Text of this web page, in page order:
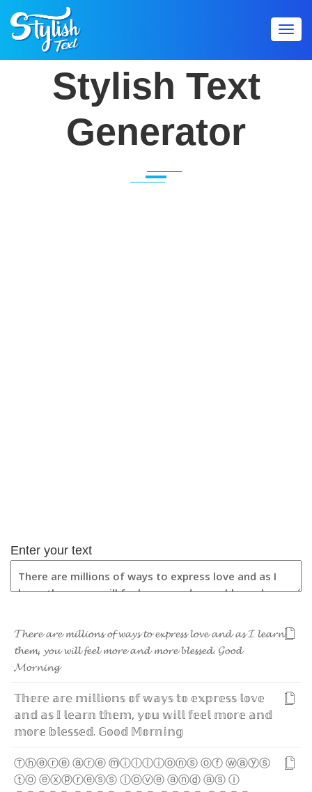
Stylish Text
Generator
Enter your text
𝓣𝓱𝓮𝓻𝓮 𝓪𝓻𝓮 𝓶𝓲𝓵𝓵𝓲𝓸𝓷𝓼 𝓸𝓯 𝔀𝓪𝔂𝓼 𝓽𝓸 𝓮𝔁𝓹𝓻𝓮𝓼𝓼 𝓵𝓸𝓿𝓮 𝓪𝓷𝓭 𝓪𝓼𝓘 𝓵𝓮𝓪𝓻𝓷
𝓽𝓱𝓮𝓶, 𝔂𝓸𝓾 𝔀𝓲𝓵𝓵 𝓯𝓮𝓮𝓵 𝓶𝓸𝓻𝓮 𝓪𝓷𝓭 𝓶𝓸𝓻𝓮 𝓫𝓵𝓮𝓼𝓼𝓮𝓭. 𝓖𝓸𝓸𝓭
𝓜𝓸𝓻𝓷𝓲𝓷𝓰
𝕋𝕙𝕖𝕣𝕖 𝕒𝕣𝕖 𝕞𝕚𝕝𝕝𝕚𝕠𝕟𝕤 𝕠𝕗𝕨𝕒𝕪𝕤𝕥𝕠 𝕖𝕩𝕡𝕣𝕖𝕤𝕤 𝕝𝕠𝕧𝕖
𝕒𝕟𝕕 𝕒𝕤𝕀 𝕝𝕖𝕒𝕣𝕟 𝕥𝕙𝕖𝕞, 𝕪𝕠𝕦 𝕨𝕚𝕝𝕝𝕗𝕖𝕖𝕝 𝕞𝕠𝕣𝕖 𝕒𝕟𝕕
𝕞𝕠𝕣𝕖 𝕓𝕝𝕖𝕤𝕤𝕖𝕕. 𝔾𝕠𝕠𝕕 𝕄𝕠𝕣𝕟𝕚𝕟𝕘
Ⓣⓗⓔⓡⓔⓐⓡⓔⓜⓘⓛⓛⓘⓞⓝⓢⓞⓕⓦⓐⓨⓢ
ⓣⓞⓔⓧⓟⓡⓔⓢⓢⓛⓞⓥⓔⓐⓝⓓⓐⓢⒾ